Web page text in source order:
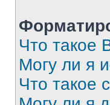
Что такое
Могу ли я
Что такое